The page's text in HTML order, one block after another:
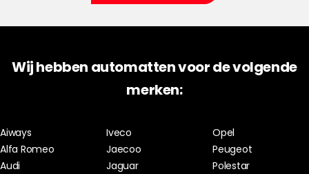
Wij hebben automatten voor de volgende
merken:
Aiways
Alfa Romeo
Audi
Iveco
Jaecoo
Jaguar
Opel
Peugeot
Polestar